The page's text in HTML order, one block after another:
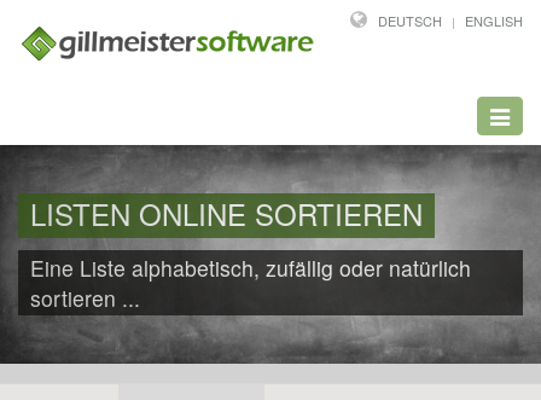
DEUTSCH ENGLISH
LISTEN ONLINE SORTIEREN
Eine Liste alphabetisch, zufällig oder natürlich
sortieren ...